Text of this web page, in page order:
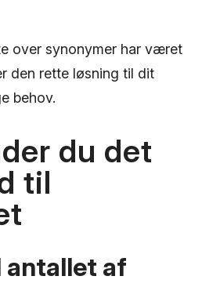
over synonymer har været
den rette løsning til dit
behov.
du det
til
antallet af